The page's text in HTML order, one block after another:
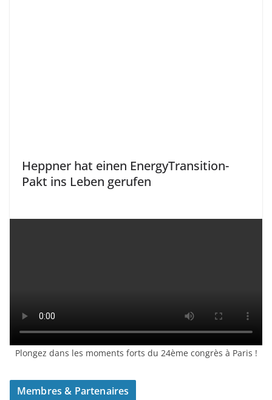
Heppner hat einen EnergyTransition-
Pakt ins Leben gerufen
Plongez dans les moments forts du 24ème congrès à Paris !
Membres & Partenaires